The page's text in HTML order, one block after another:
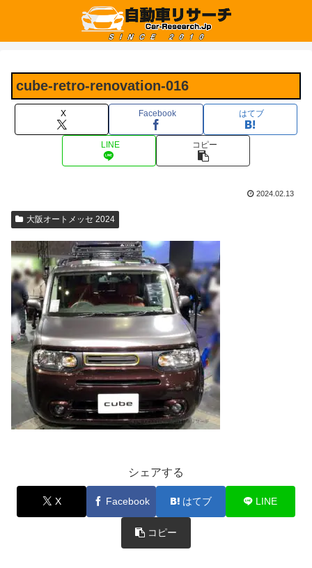
cube-retro-renovation-016
X Facebook はてブ
LINE コピー
2024.02.13
大阪オートメッセ 2024
シェアする
X Facebook はてブ LINE
コピー